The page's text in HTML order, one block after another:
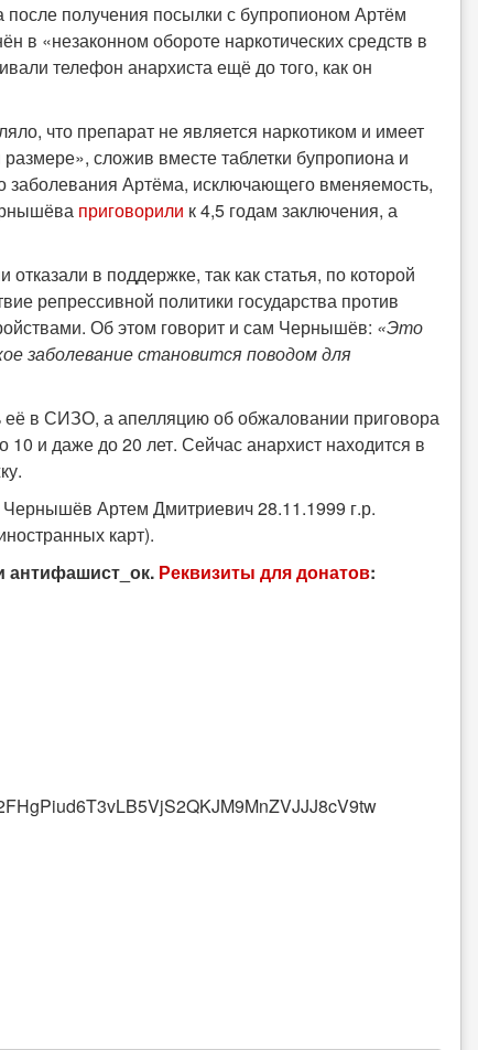
после получения посылки с бупропионом Артём
в «незаконном обороте наркотических средств в
телефон анархиста ещё до того, как он
что препарат не является наркотиком и имеет
сложив вместе таблетки бупропиона и
заболевания Артёма, исключающего вменяемость,
приговорили к 4,5 годам заключения, а
в поддержке, так как статья, по которой
репрессивной политики государства против
Об этом говорит и сам Чернышёв: «Это
заболевание становится поводом для
её в СИЗО, а апелляцию об обжаловании приговора
и даже до 20 лет. Сейчас анархист находится в
Чернышёв Артем Дмитриевич 28.11.1999 г.р.
карт).
антифашист_ок. Реквизиты для донатов: